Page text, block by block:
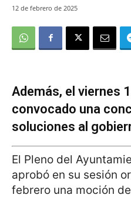
12 de febrero de 2025
Además, el viernes
convocado una
soluciones al
El Pleno del
aprobó en su sesión
febrero una moción